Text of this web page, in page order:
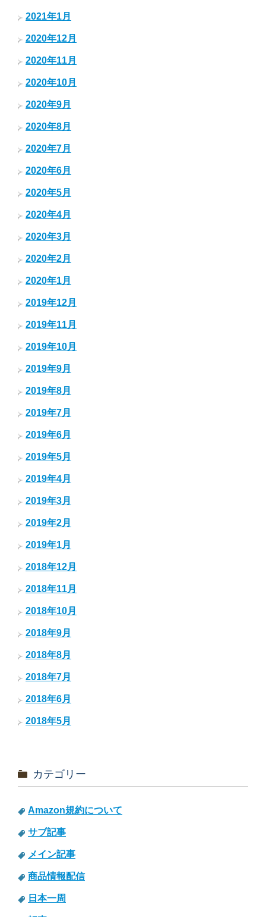
2021年1月
2020年12月
2020年11月
2020年10月
2020年9月
2020年8月
2020年7月
2020年6月
2020年5月
2020年4月
2020年3月
2020年2月
2020年1月
2019年12月
2019年11月
2019年10月
2019年9月
2019年8月
2019年7月
2019年6月
2019年5月
2019年4月
2019年3月
2019年2月
2019年1月
2018年12月
2018年11月
2018年10月
2018年9月
2018年8月
2018年7月
2018年6月
2018年5月
カテゴリー
Amazon規約について
サブ記事
メイン記事
商品情報配信
日本一周